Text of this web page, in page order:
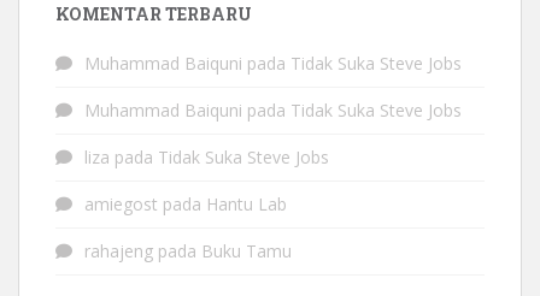
KOMENTAR TERBARU
Muhammad Baiquni pada Tidak Suka Steve Jobs
Muhammad Baiquni pada Tidak Suka Steve Jobs
liza pada Tidak Suka Steve Jobs
amiegost pada Hantu Lab
rahajeng pada Buku Tamu